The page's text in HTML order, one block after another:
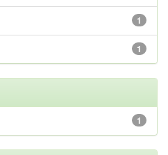
1
1
1